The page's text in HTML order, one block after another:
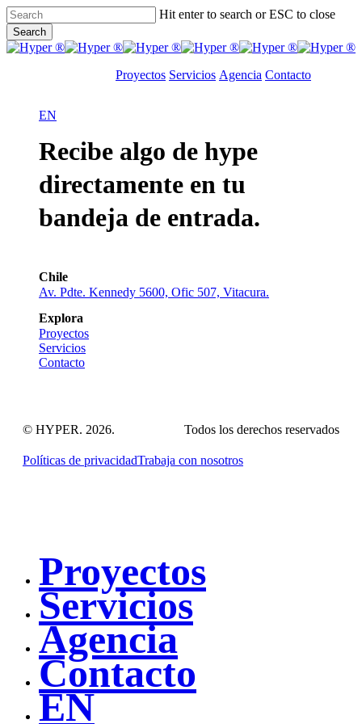
Skip
to
main
content
Hit enter to search or ESC to close
Search
Close
Proyectos Servicios Agencia Contacto
EN
Recibe algo de hype
directamente en tu
bandeja de entrada.
Chile
Av. Pdte. Kennedy 5600, Ofic 507, Vitacura.
Explora
Proyectos
Servicios
Contacto
© HYPER. 2026. Todos los derechos reservados
Políticas de privacidadTrabaja con nosotros
Proyectos
Servicios
Agencia
Contacto
EN